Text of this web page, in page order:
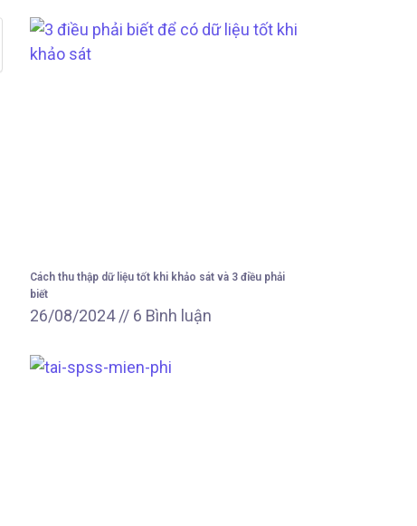
Cách thu thập dữ liệu tốt khi khảo sát và 3 điều phải
biết
26/08/2024 6 Bình luận